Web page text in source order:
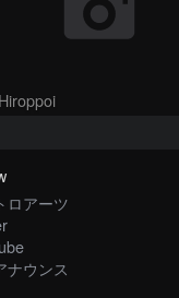
Hiroppoi
ロアーツ
ナウンス